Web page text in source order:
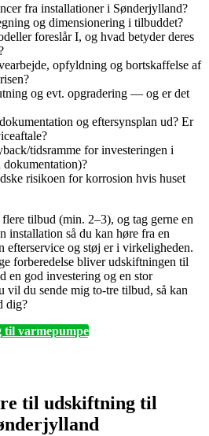
fra installationer i Sønderjylland?
og dimensionering i tilbuddet?
foreslår I, og hvad betyder deres
opfyldning og bortskaffelse af
og evt. opgradering — og er det
og eftersynsplan ud? Er
tidsramme for investeringen i
dokumentation)?
risikoen for korrosion hvis huset
tilbud (min. 2–3), og tag gerne en
installation så du kan høre fra en
efterservice og støj er i virkeligheden.
forberedelse bliver udskiftningen til
en god investering og en stor
du sende mig to‑tre tilbud, så kan
dig?
til varmepumpe
til udskiftning til